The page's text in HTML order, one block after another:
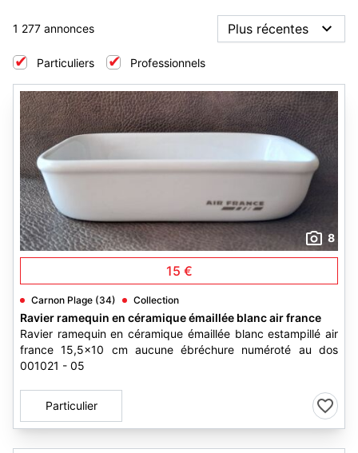
1 277 annonces
Particuliers Professionnels
8
15 €
Carnon Plage (34) Collection
Ravier ramequin en céramique émaillée blanc air france
Ravier ramequin en céramique émaillée blanc estampillé air
france 15,5x10 cm aucune ébréchure numéroté au dos
001021 - 05
Particulier